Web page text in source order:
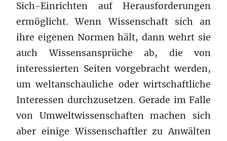
Sich-Einrichten auf Herausforderungen
ermöglicht. Wenn Wissenschaft sich an
ihre eigenen Normen hält, dann wehrt sie
auch Wissensansprüche ab, die von
interessierten Seiten vorgebracht werden,
um weltanschauliche oder wirtschaftliche
Interessen durchzusetzen. Gerade im Falle
von Umweltwissenschaften machen sich
aber einige Wissenschaftler zu Anwälten